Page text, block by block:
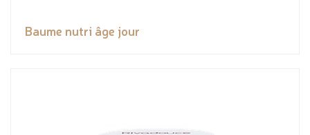
Baume nutri âge jour